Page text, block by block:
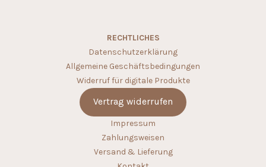
RECHTLICHES
Datenschutzerklärung
Allgemeine Geschäftsbedingungen
Widerruf für digitale Produkte
Vertrag widerrufen
Impressum
Zahlungsweisen
Versand & Lieferung